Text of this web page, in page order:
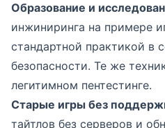
Образование и
инжиниринга на примере
стандартной практикой в
безопасности. Те же
легитимном пентестинге.
Старые игры без
тайтлов без серверов и